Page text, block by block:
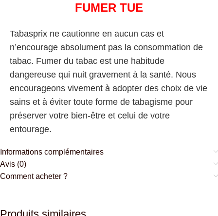
FUMER TUE
Tabasprix ne cautionne en aucun cas et
n’encourage absolument pas la consommation de
tabac. Fumer du tabac est une habitude
dangereuse qui nuit gravement à la santé. Nous
encourageons vivement à adopter des choix de vie
sains et à éviter toute forme de tabagisme pour
préserver votre bien-être et celui de votre
entourage.
Informations complémentaires
Avis (0)
Comment acheter ?
Produits similaires